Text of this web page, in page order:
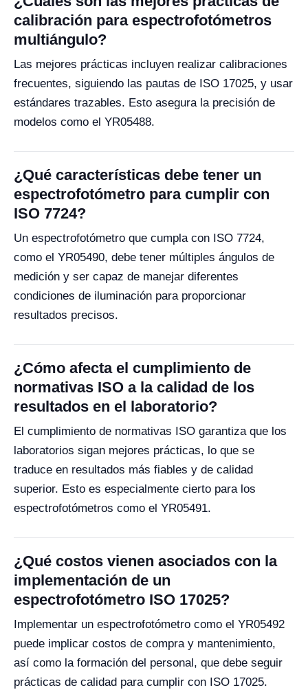
calibración para espectrofotómetros
multiángulo?
Las mejores prácticas incluyen realizar calibraciones
frecuentes, siguiendo las pautas de ISO 17025, y usar
estándares trazables. Esto asegura la precisión de
modelos como el YR05488.
¿Qué características debe tener un
espectrofotómetro para cumplir con
ISO 7724?
Un espectrofotómetro que cumpla con ISO 7724,
como el YR05490, debe tener múltiples ángulos de
medición y ser capaz de manejar diferentes
condiciones de iluminación para proporcionar
resultados precisos.
¿Cómo afecta el cumplimiento de
normativas ISO a la calidad de los
resultados en el laboratorio?
El cumplimiento de normativas ISO garantiza que los
laboratorios sigan mejores prácticas, lo que se
traduce en resultados más fiables y de calidad
superior. Esto es especialmente cierto para los
espectrofotómetros como el YR05491.
¿Qué costos vienen asociados con la
implementación de un
espectrofotómetro ISO 17025?
Implementar un espectrofotómetro como el YR05492
puede implicar costos de compra y mantenimiento,
así como la formación del personal, que debe seguir
prácticas de calidad para cumplir con ISO 17025.